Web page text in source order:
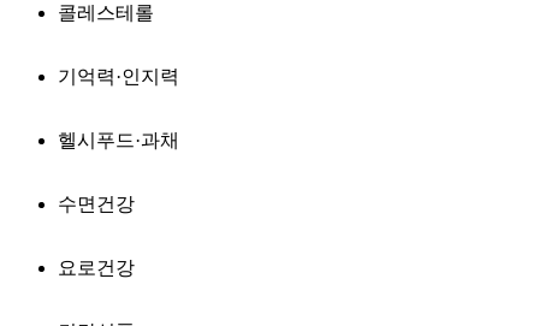
콜레스테롤
기억력·인지력
헬시푸드·과채
수면건강
요로건강